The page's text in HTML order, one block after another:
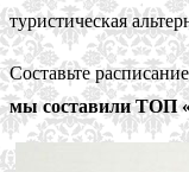
туристическая
Составьте
мы составили ТОП